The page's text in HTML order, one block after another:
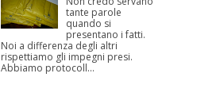
tante parole
quando si
presentano i fatti.
Noi a differenza degli altri
rispettiamo gli impegni presi.
Abbiamo protocoll...